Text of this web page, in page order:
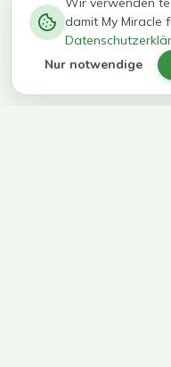
kg in 12
Wochen
erreichen
ihr Ziel
damit My Miracle
Nur notwendige